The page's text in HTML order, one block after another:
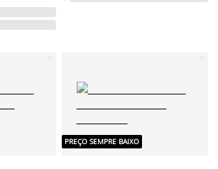
PREÇO SEMPRE BAIXO